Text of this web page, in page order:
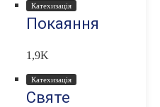
Катехизація
Покаяння
1,9K
Катехизація
Святе